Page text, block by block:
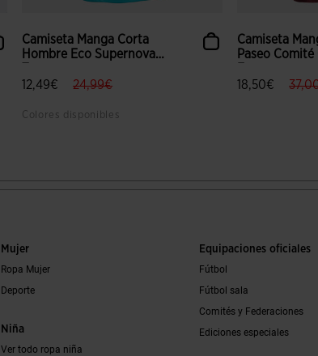
Camiseta Manga Corta
Hombre Eco Supernova
12,49€
label.price.reduced.from
24,99€label.price.to
Colores disponibles
5 sobre 5 de valoración de clientes
Camiseta
Paseo
18,50€
5 sobre 5 de
Mujer
Ropa Mujer
Deporte
Niña
Ver todo ropa niña
Equipaciones oficiales
Fútbol
Fútbol sala
Comités y Federaciones
Ediciones especiales